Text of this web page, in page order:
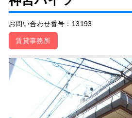
お問い合わせ番号：13193
賃貸事務所